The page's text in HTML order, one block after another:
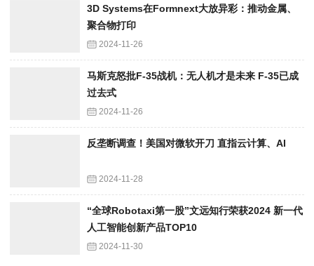
3D Systems在Formnext大放异彩：推动金属、
聚合物打印
2024-11-26
马斯克怒批F-35战机：无人机才是未来 F-35已成
过去式
2024-11-26
反垄断调查！美国对微软开刀 直指云计算、AI
2024-11-28
“全球Robotaxi第一股”文远知行荣获2024 新一代
人工智能创新产品TOP10
2024-11-30